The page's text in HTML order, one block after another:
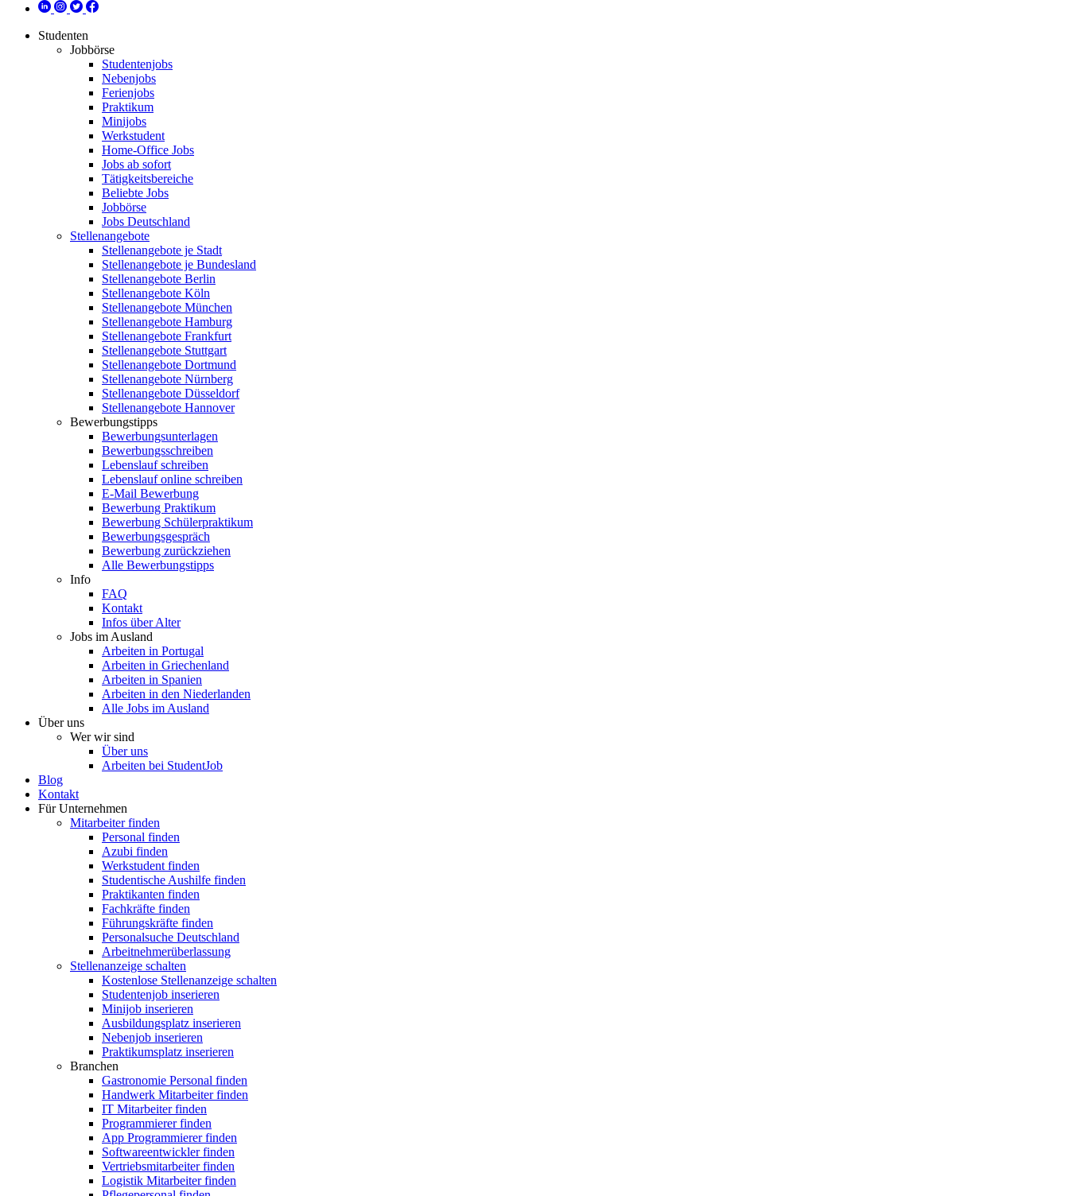
Studenten
Jobbörse
Studentenjobs
Nebenjobs
Ferienjobs
Praktikum
Minijobs
Werkstudent
Home-Office Jobs
Jobs ab sofort
Tätigkeitsbereiche
Beliebte Jobs
Jobbörse
Jobs Deutschland
Stellenangebote
Stellenangebote je Stadt
Stellenangebote je Bundesland
Stellenangebote Berlin
Stellenangebote Köln
Stellenangebote München
Stellenangebote Hamburg
Stellenangebote Frankfurt
Stellenangebote Stuttgart
Stellenangebote Dortmund
Stellenangebote Nürnberg
Stellenangebote Düsseldorf
Stellenangebote Hannover
Bewerbungstipps
Bewerbungsunterlagen
Bewerbungsschreiben
Lebenslauf schreiben
Lebenslauf online schreiben
E-Mail Bewerbung
Bewerbung Praktikum
Bewerbung Schülerpraktikum
Bewerbungsgespräch
Bewerbung zurückziehen
Alle Bewerbungstipps
Info
FAQ
Kontakt
Infos über Alter
Jobs im Ausland
Arbeiten in Portugal
Arbeiten in Griechenland
Arbeiten in Spanien
Arbeiten in den Niederlanden
Alle Jobs im Ausland
Über uns
Wer wir sind
Über uns
Arbeiten bei StudentJob
Blog
Kontakt
Für Unternehmen
Mitarbeiter finden
Personal finden
Azubi finden
Werkstudent finden
Studentische Aushilfe finden
Praktikanten finden
Fachkräfte finden
Führungskräfte finden
Personalsuche Deutschland
Arbeitnehmerüberlassung
Stellenanzeige schalten
Kostenlose Stellenanzeige schalten
Studentenjob inserieren
Minijob inserieren
Ausbildungsplatz inserieren
Nebenjob inserieren
Praktikumsplatz inserieren
Branchen
Gastronomie Personal finden
Handwerk Mitarbeiter finden
IT Mitarbeiter finden
Programmierer finden
App Programmierer finden
Softwareentwickler finden
Vertriebsmitarbeiter finden
Logistik Mitarbeiter finden